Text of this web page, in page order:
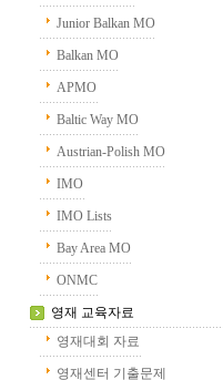
Junior Balkan MO
Balkan MO
APMO
Baltic Way MO
Austrian-Polish MO
IMO
IMO Lists
Bay Area MO
ONMC
영재 교육자료
영재대회 자료
영재센터 기출문제